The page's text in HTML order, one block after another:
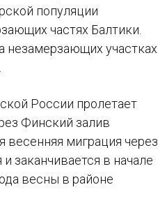
популяции
частях Балтики.
незамерзающих участках
России пролетает
Финский залив
весенняя миграция через
заканчивается в начале
весны в районе